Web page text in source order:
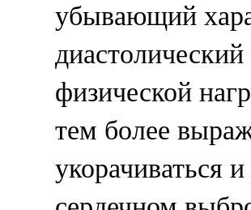
убывающий
физической
тем более
укорачиваться